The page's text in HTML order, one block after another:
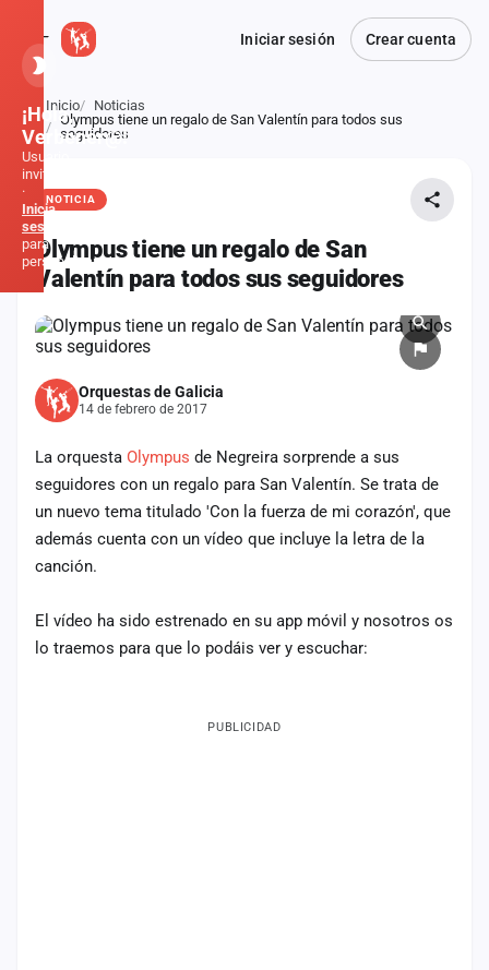
Iniciar sesión Crear cuenta
Atrás
Inicio
Noticias
Olympus tiene un regalo de San Valentín para todos sus
seguidores
NOTICIA
Olympus tiene un regalo de San
Valentín para todos sus seguidores
Orquestas de Galicia
14 de febrero de 2017
La orquesta Olympus de Negreira sorprende a sus
seguidores con un regalo para San Valentín. Se trata de
un nuevo tema titulado 'Con la fuerza de mi corazón', que
además cuenta con un vídeo que incluye la letra de la
canción.
El vídeo ha sido estrenado en su app móvil y nosotros os
lo traemos para que lo podáis ver y escuchar:
PUBLICIDAD
¡Hola,
Verbener@!
Usuario
invitado
·
Inicia
sesión
para
personalizar
Inicio
Noticias
Formaciones
Fiestas
Mapa
de
fiestas
Fichajes